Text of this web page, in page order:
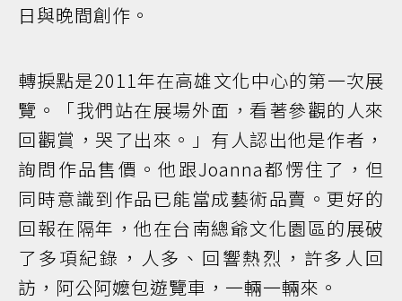
日與晚間創作。
轉捩點是2011年在高雄文化中心的第一次展
覽。「我們站在展場外面，看著參觀的人來
回觀賞，哭了出來。」有人認出他是作者，
詢問作品售價。他跟Joanna都愣住了，但
同時意識到作品已能當成藝術品賣。更好的
回報在隔年，他在台南總爺文化園區的展破
了多項紀錄，人多、回響熱烈，許多人回
訪，阿公阿嬤包遊覽車，一輛一輛來。